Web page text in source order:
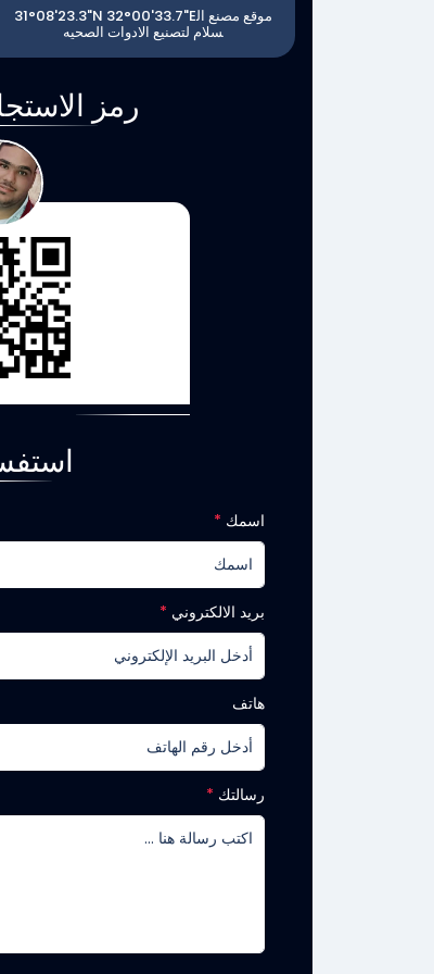
31°08'23.3"N 32°00'33.7"Eموقع مصنع ال
سلام لتصنيع الادوات الصحيه
رمز
اسمك *
بريد الالكتروني *
هاتف
رسالتك *